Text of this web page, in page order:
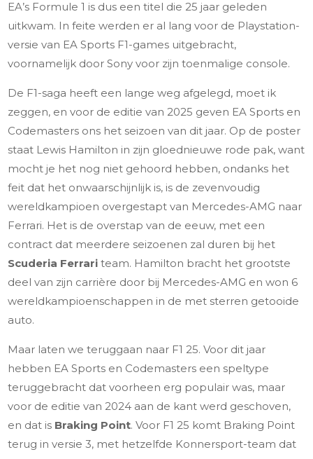
EA’s Formule 1 is dus een titel die 25 jaar geleden
uitkwam. In feite werden er al lang voor de Playstation-
versie van EA Sports F1-games uitgebracht,
voornamelijk door Sony voor zijn toenmalige console.
De F1-saga heeft een lange weg afgelegd, moet ik
zeggen, en voor de editie van 2025 geven EA Sports en
Codemasters ons het seizoen van dit jaar. Op de poster
staat Lewis Hamilton in zijn gloednieuwe rode pak, want
mocht je het nog niet gehoord hebben, ondanks het
feit dat het onwaarschijnlijk is, is de zevenvoudig
wereldkampioen overgestapt van Mercedes-AMG naar
Ferrari. Het is de overstap van de eeuw, met een
contract dat meerdere seizoenen zal duren bij het
Scuderia Ferrari team. Hamilton bracht het grootste
deel van zijn carrière door bij Mercedes-AMG en won 6
wereldkampioenschappen in de met sterren getooide
auto.
Maar laten we teruggaan naar F1 25. Voor dit jaar
hebben EA Sports en Codemasters een speltype
teruggebracht dat voorheen erg populair was, maar
voor de editie van 2024 aan de kant werd geschoven,
en dat is Braking Point. Voor F1 25 komt Braking Point
terug in versie 3, met hetzelfde Konnersport-team dat